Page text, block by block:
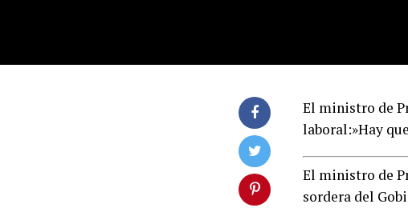
El ministro de
laboral:»Hay
El ministro de
sordera del